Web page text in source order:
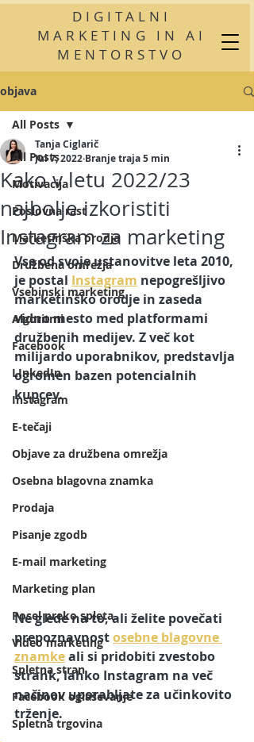
DIGITALNI
MARKETING IN AI
MENTORSTVO
objava
All Posts
Motivacija
Poslovna rast
Marketinška orodja
Družbena omrežja
Vsebinski marketing
Algoritmi
Facebook
LInkedIn
Instagram
E-tečaji
Objave za družbena omrežja
Osebna blagovna znamka
Prodaja
Pisanje zgodb
E-mail marketing
Marketing plan
Posel preko spleta
Video marketing
Spletna stran
Facebook oglaševanje
Spletna trgovina
All Posts
Kako v letu 2022/23
najbolje izkoristiti
Instagram za marketing
Tanja Ciglarič
Jul 7, 2022 Branje traja 5 min
Vse od svoje ustanovitve leta 2010,
je postal Instagram nepogrešljivo
marketinško orodje in zaseda
vidno mesto med platformami
družbenih medijev. Z več kot
milijardo uporabnikov, predstavlja
ogromen bazen potencialnih
kupcev.
Ne glede na to, ali želite povečati
prepoznavnost osebne blagovne
znamke ali si pridobiti zvestobo
strank, lahko Instagram na več
načinov uporabljate za učinkovito
trženje.